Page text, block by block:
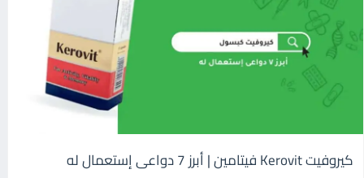
كيروفيت Kerovit فيتامين | أبرز 7 دواعى إستعمال له